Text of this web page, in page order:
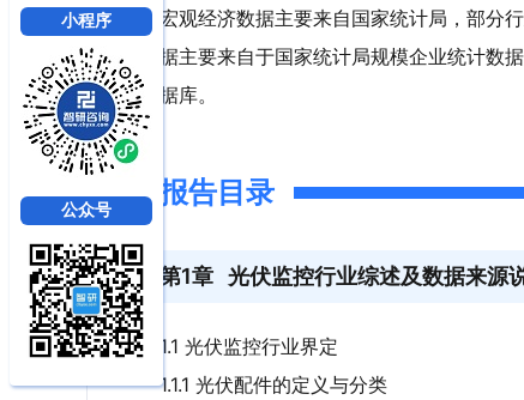
宏观经济数据主要来自国家统计局，部分
据主要来自于国家统计局规模企业统计数
据库。
报告目录
第1章 光伏监控行业综述及数据来源
1.1 光伏监控行业界定
1.1.1 光伏配件的定义与分类
小程序
公众号